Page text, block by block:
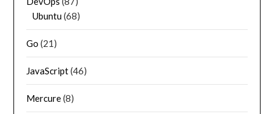
Ubuntu(68)
Go (21)
JavaScript(46)
Mercure(8)